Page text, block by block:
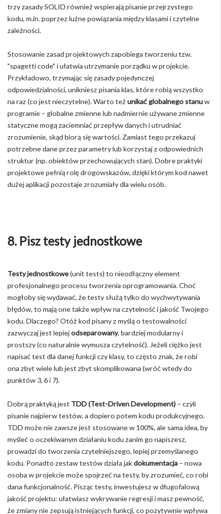
trzy zasady SOLID również wspierają pisanie przejrzystego
kodu, m.in. poprzez luźne powiązania między klasami i czytelne
zależności.
Stosowanie zasad projektowych zapobiega tworzeniu tzw.
"spagetti code" i ułatwia utrzymanie porządku w projekcie.
Przykładowo, trzymając się zasady pojedynczej
odpowiedzialności, unikniesz pisania klas, które robią wszystko
na raz (co jest nieczytelne). Warto też unikać globalnego stanuw
programie – globalne zmienne lub nadmiernie używane zmienne
statyczne mogą zaciemniać przepływ danych i utrudniać
zrozumienie, skąd biorą się wartości. Zamiast tego przekazuj
potrzebne dane przez parametry lub korzystaj z odpowiednich
struktur (np. obiektów przechowujących stan). Dobre praktyki
projektowe pełnią rolę drogowskazów, dzięki którym kod nawet
dużej aplikacji pozostaje zrozumiały dla wielu osób.
8. Pisz testy jednostkowe
Testy jednostkowe(unit tests) to nieodłączny element
profesjonalnego procesu tworzenia oprogramowania. Choć
mogłoby się wydawać, że testy służą tylko do wychwytywania
błędów, to mają one także wpływ na czytelność i jakość Twojego
kodu. Dlaczego? Otóż kod pisany z myślą o testowalności
zazwyczaj jest lepiejodseparowany, bardziej modularny i
prostszy (co naturalnie wymusza czytelność). Jeżeli ciężko jest
napisać test dla danej funkcji czy klasy, to często znak, że robi
ona zbyt wiele lub jest zbyt skomplikowana (wróć wtedy do
punktów 3, 6 i 7).
Dobrą praktyką jest TDD (Test-Driven Development) – czyli
pisanie najpierw testów, a dopiero potem kodu produkcyjnego.
TDD może nie zawsze jest stosowane w 100%, ale sama idea, by
myśleć o oczekiwanym działaniu kodu zanim go napiszesz,
prowadzi do tworzenia czytelniejszego, lepiej przemyślanego
kodu. Ponadto zestaw testów działa jakdokumentacja – nowa
osoba w projekcie może spojrzeć na testy, by zrozumieć, co robi
dana funkcjonalność. Pisząc testy, inwestujesz w długofalową
jakość projektu: ułatwiasz wykrywanie regresji i masz pewność,
że zmiany nie zepsują istniejących funkcji, co pozytywnie wpływa